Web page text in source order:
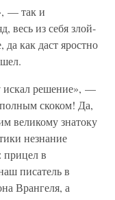
— так и
весь из себя злой-
да как даст яростно
искал решение», —
скоком! Да,
великому знатоку
незнание
прицел в
писатель в
Врангеля, а